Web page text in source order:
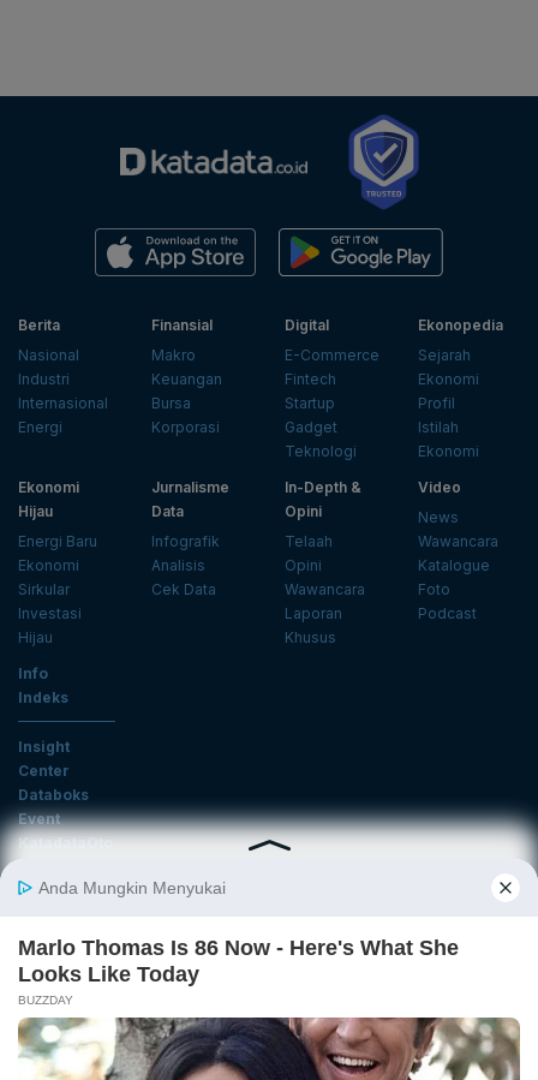
Berita
Nasional
Industri
Internasional
Energi
Finansial
Makro
Keuangan
Bursa
Korporasi
Digital
E-Commerce
Fintech
Startup
Gadget
Teknologi
Ekonopedia
Sejarah
Ekonomi
Profil
Istilah
Ekonomi
Ekonomi
Hijau
Energi Baru
Ekonomi
Sirkular
Investasi
Hijau
Jurnalisme
Data
Infografik
Analisis
Cek Data
In-Depth &
Opini
Telaah
Opini
Wawancara
Laporan
Khusus
Video
News
Wawancara
Katalogue
Foto
Podcast
Info
Indeks
Insight
Center
Databoks
Event
KatadataOto
Email
Daftar